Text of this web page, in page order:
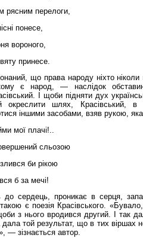
рясним перелоги,
понесе,
вороного,
принесе.
що права народу ніхто ніколи
є народ, — наслідок
І щоби підняти дух
окреслити шлях, Красівський, в
іншими засобами, взяв рукою,
мої плачі!..
сльозою
би рікою
б за мечі!
до сердець, проникає в серця,
є поезія Красівського.
з нього вродився другий. І так
дала той результат, що в тих
— зізнається автор.